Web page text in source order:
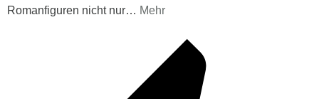
Romanfiguren nicht nur… Mehr